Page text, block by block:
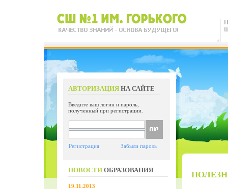
АВТОРИЗАЦИЯ НА САЙТЕ
Введите ваш логин и пароль,
полученный при регистрации.
Регистрация Забыли пароль
НОВОСТИ ОБРАЗОВАНИЯ
19.11.2013